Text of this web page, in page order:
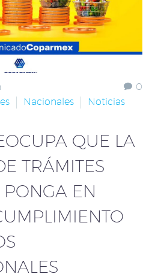
0
Nacionales Noticias
QUE LA
TRÁMITES
EN